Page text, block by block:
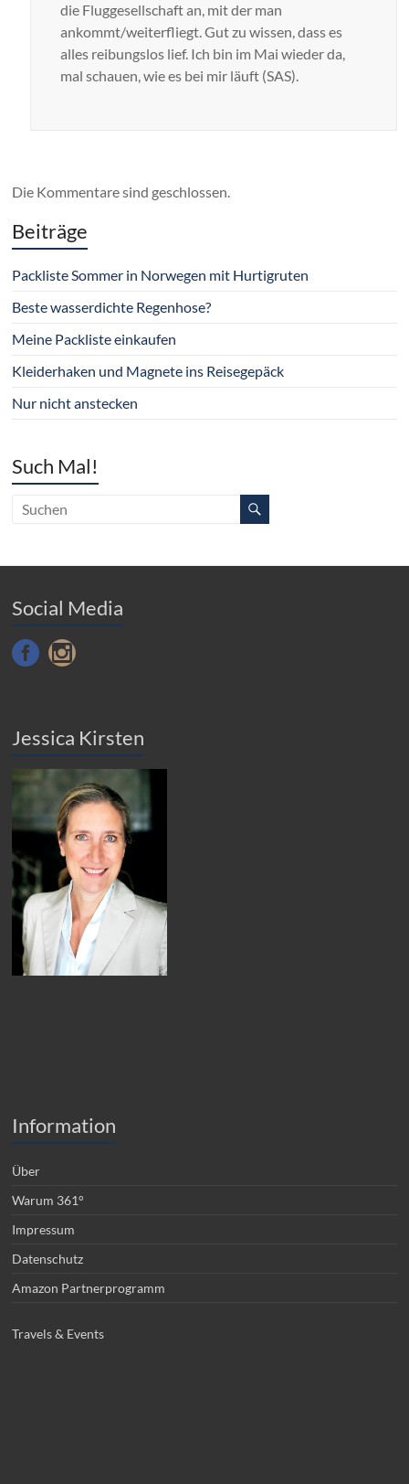
die Fluggesellschaft an, mit der man
ankommt/weiterfliegt. Gut zu wissen, dass es
alles reibungslos lief. Ich bin im Mai wieder da,
mal schauen, wie es bei mir läuft (SAS).
Die Kommentare sind geschlossen.
Beiträge
Packliste Sommer in Norwegen mit Hurtigruten
Beste wasserdichte Regenhose?
Meine Packliste einkaufen
Kleiderhaken und Magnete ins Reisegepäck
Nur nicht anstecken
Such Mal!
Social Media
Jessica Kirsten
Information
Über
Warum 361°
Impressum
Datenschutz
Amazon Partnerprogramm
Travels & Events